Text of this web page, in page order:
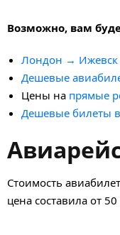
Возможно, вам
Лондон → Ижевск
Дешевые
Цены на прямые
Дешевые билеты
Стоимость
цена составила от